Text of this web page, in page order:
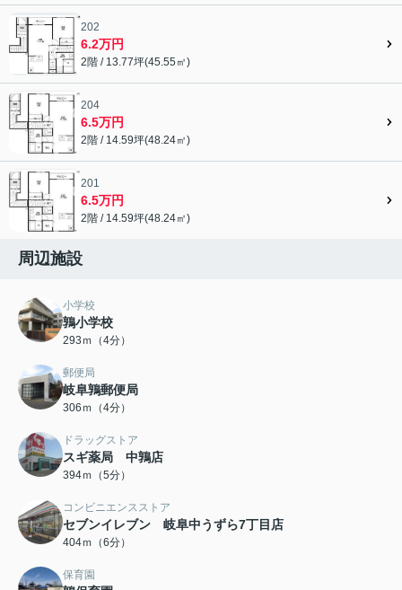
202
6.2万円
2階 / 13.77坪(45.55㎡)
204
6.5万円
2階 / 14.59坪(48.24㎡)
201
6.5万円
2階 / 14.59坪(48.24㎡)
周辺施設
小学校
鶉小学校
293ｍ（4分）
郵便局
岐阜鶉郵便局
306ｍ（4分）
ドラッグストア
スギ薬局 中鶉店
394ｍ（5分）
コンビニエンスストア
セブンイレブン 岐阜中うずら7丁目店
404ｍ（6分）
保育園